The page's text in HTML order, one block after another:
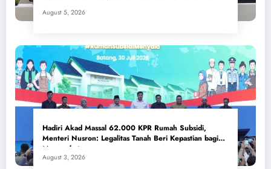
August 5, 2026
Hadiri Akad Massal 62.000 KPR Rumah Subsidi,
Menteri Nusron: Legalitas Tanah Beri Kepastian bagi
Masyarakat
August 3, 2026